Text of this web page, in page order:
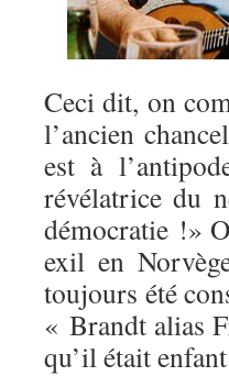
Ceci dit, on
l’ancien
est à
révélatrice du
démocratie !»
exil en
toujours été
« Brandt alias
qu’il était